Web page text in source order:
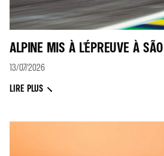
ALPINE MIS À L'ÉPREUVE À
13/07/2026
LIRE PLUS